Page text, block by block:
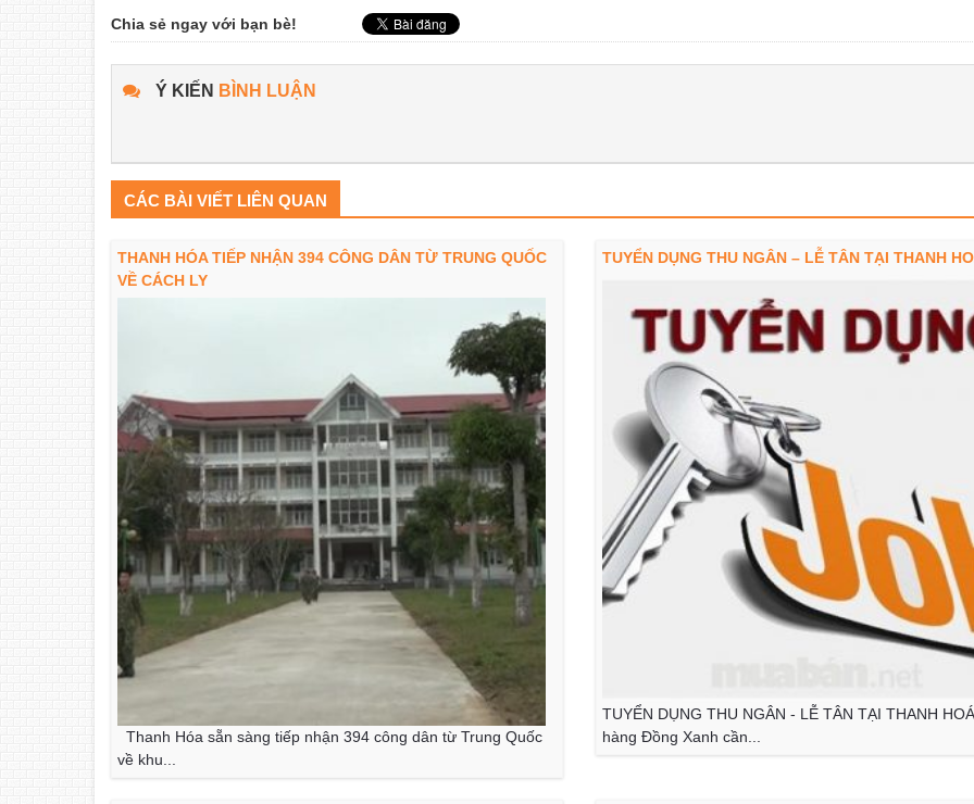
Chia sẻ ngay với bạn bè!
Ý KIẾN BÌNH LUẬN
CÁC BÀI VIẾT LIÊN QUAN
THANH HÓA TIẾP NHẬN 394 CÔNG DÂN TỪ TRUNG QUỐC
VỀ CÁCH LY
Thanh Hóa sẵn sàng tiếp nhận 394 công dân từ Trung Quốc
về khu...
TUYỂN DỤNG THU NGÂN – LỄ TÂN TẠI THANH
TUYỂN DỤNG THU NGÂN - LỄ TÂN TẠI THANH
hàng Đồng Xanh cần...